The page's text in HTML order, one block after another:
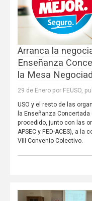
Arranca la
Enseñanza
la Mesa
29 de Enero por FEUSO,
USO y el resto de las
la Enseñanza Concertada
procedido, junto con las
APSEC y FED-ACES), a
VIII Convenio Colectivo.